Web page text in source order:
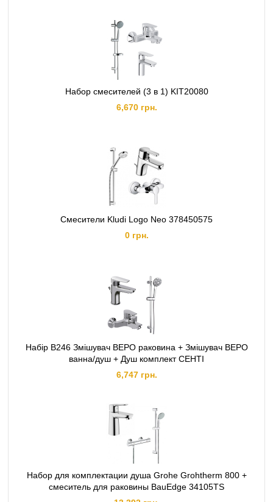
Набор смесителей (3 в 1) KIT20080
6,670 грн.
Смесители Kludi Logo Neo 378450575
0 грн.
Набір B246 Змішувач ВЕРО раковина + Змішувач ВЕРО
ванна/душ + Душ комплект СЕНТІ
6,747 грн.
Набор для комплектации душа Grohe Grohtherm 800 +
смеситель для раковины BauEdge 34105TS